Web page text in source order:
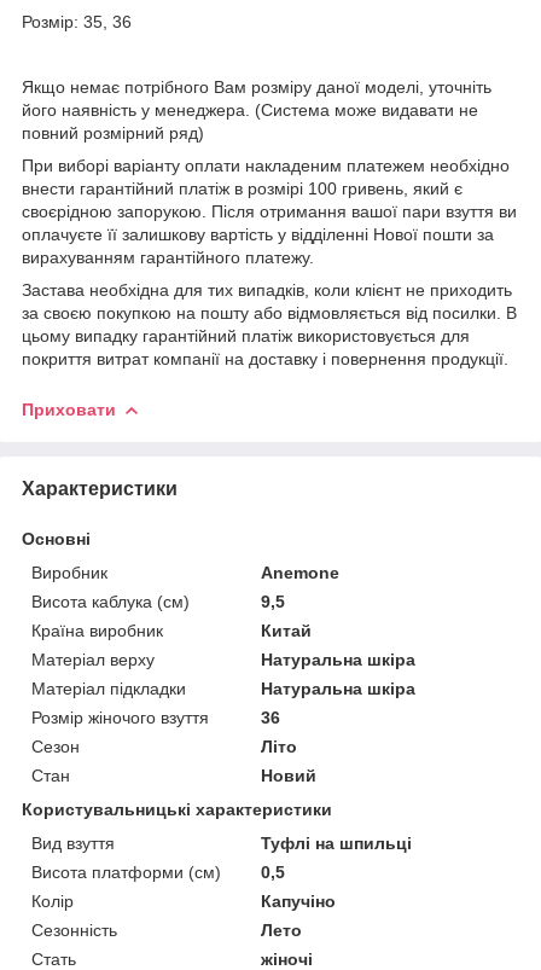
Розмір: 35, 36
Якщо немає потрібного Вам розміру даної моделі, уточніть
його наявність у менеджера. (Система може видавати не
повний розмірний ряд)
При виборі варіанту оплати накладеним платежем необхідно
внести гарантійний платіж в розмірі 100 гривень, який є
своєрідною запорукою. Після отримання вашої пари взуття ви
оплачуєте її залишкову вартість у відділенні Нової пошти за
вирахуванням гарантійного платежу.
Застава необхідна для тих випадків, коли клієнт не приходить
за своєю покупкою на пошту або відмовляється від посилки. В
цьому випадку гарантійний платіж використовується для
покриття витрат компанії на доставку і повернення продукції.
Приховати
Характеристики
Основні
Виробник
Anemone
Висота каблука (см)
9,5
Країна виробник
Китай
Матеріал верху
Натуральна шкіра
Матеріал підкладки
Натуральна шкіра
Розмір жіночого взуття
36
Сезон
Літо
Стан
Новий
Користувальницькі характеристики
Вид взуття
Туфлі на шпильці
Висота платформи (см)
0,5
Колір
Капучіно
Сезонність
Лето
Стать
жіночі